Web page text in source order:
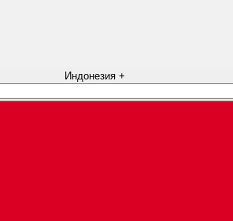
Индонезия +